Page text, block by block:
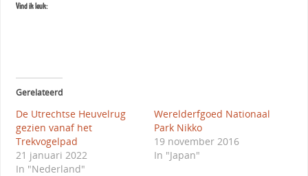
Vind ik leuk:
Gerelateerd
De Utrechtse Heuvelrug
gezien vanaf het
Trekvogelpad
21 januari 2022
In "Nederland"
Werelderfgoed Nationaal
Park Nikko
19 november 2016
In "Japan"